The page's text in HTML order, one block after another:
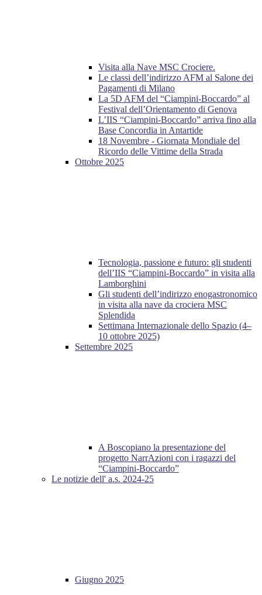
Visita alla Nave MSC Crociere.
Le classi dell’indirizzo AFM al Salone dei
Pagamenti di Milano
La 5D AFM del “Ciampini-Boccardo” al
Festival dell’Orientamento di Genova
L’IIS “Ciampini-Boccardo” arriva fino alla
Base Concordia in Antartide
18 Novembre - Giornata Mondiale del
Ricordo delle Vittime della Strada
Ottobre 2025
Tecnologia, passione e futuro: gli studenti
dell’IIS “Ciampini-Boccardo” in visita alla
Lamborghini
Gli studenti dell’indirizzo enogastronomico
in visita alla nave da crociera MSC
Splendida
Settimana Internazionale dello Spazio (4–
10 ottobre 2025)
Settembre 2025
A Boscopiano la presentazione del
progetto NarrAzioni con i ragazzi del
“Ciampini-Boccardo”
Le notizie dell' a.s. 2024-25
Giugno 2025